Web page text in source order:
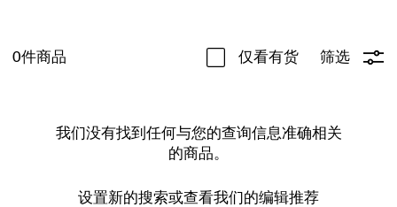
0件商品 仅看有货 筛选
我们没有找到任何与您的查询信息准确相关
的商品。
设置新的搜索或查看我们的编辑推荐